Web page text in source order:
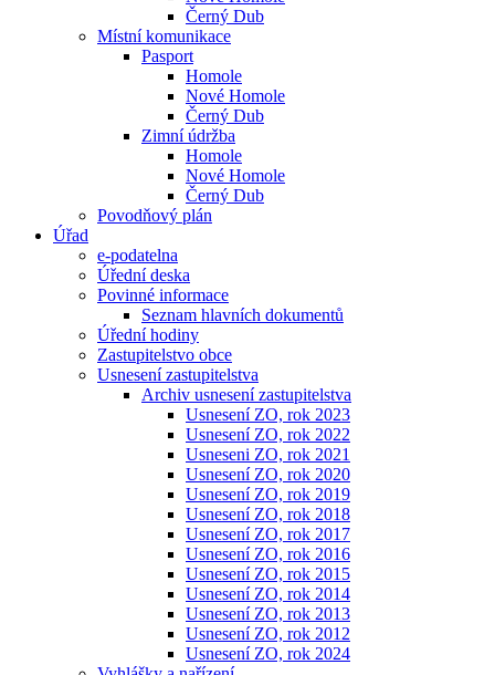
Černý Dub
Místní komunikace
Pasport
Homole
Nové Homole
Černý Dub
Zimní údržba
Homole
Nové Homole
Černý Dub
Povodňový plán
Úřad
e-podatelna
Úřední deska
Povinné informace
Seznam hlavních dokumentů
Úřední hodiny
Zastupitelstvo obce
Usnesení zastupitelstva
Archiv usnesení zastupitelstva
Usnesení ZO, rok 2023
Usnesení ZO, rok 2022
Usneseni ZO, rok 2021
Usnesení ZO, rok 2020
Usnesení ZO, rok 2019
Usnesení ZO, rok 2018
Usnesení ZO, rok 2017
Usnesení ZO, rok 2016
Usnesení ZO, rok 2015
Usnesení ZO, rok 2014
Usnesení ZO, rok 2013
Usnesení ZO, rok 2012
Usnesení ZO, rok 2024